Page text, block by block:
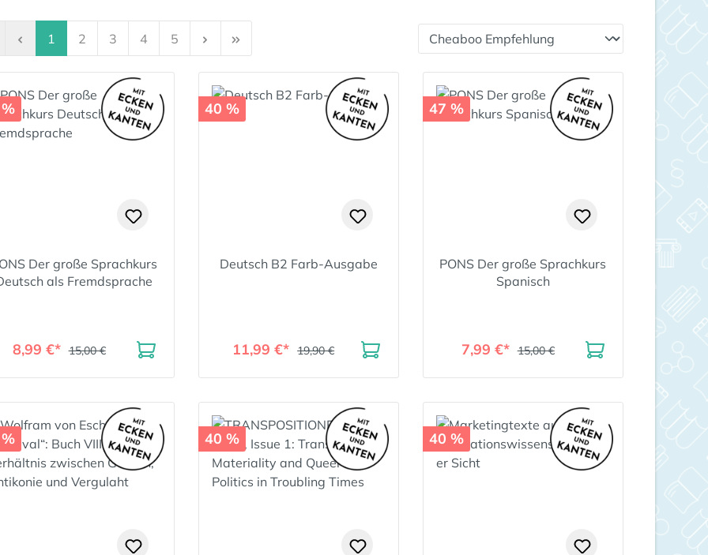
Seite
1 Seite
2 Seite
3 Seite
4 Seite
5
Der große Sprachkurs
als Fremdsprache
8,99 €* 15,00 €
40 %
Deutsch B2 Farb-Ausgabe
11,99 €* 19,90 €
47 %
PONS Der große Sprachkurs
Spanisch
7,99 €* 15,00 €
40 % 40 %